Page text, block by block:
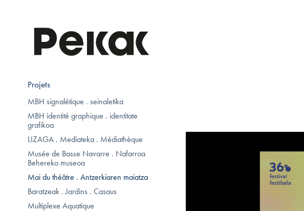
Projets
MBH signalétique . seinaletika
MBH identité graphique . identitate
grafikoa
LIZAGA . Mediateka . Médiathèque
Musée de Basse Navarre . Nafarroa
Behereko museoa
Mai du théâtre . Antzerkiaren maiatza
Baratzeak . Jardins . Casaus
Multiplexe Aquatique